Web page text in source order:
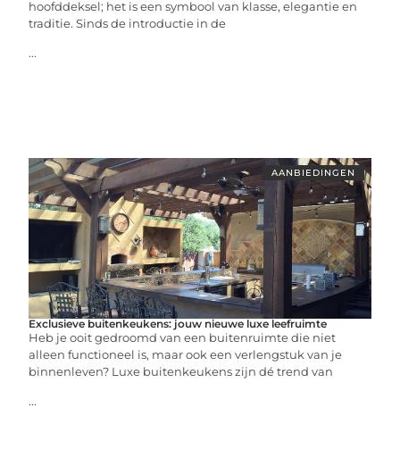
hoofddeksel; het is een symbool van klasse, elegantie en
traditie. Sinds de introductie in de
...
AANBIEDINGEN
Exclusieve buitenkeukens: jouw nieuwe luxe leefruimte
Heb je ooit gedroomd van een buitenruimte die niet
alleen functioneel is, maar ook een verlengstuk van je
binnenleven? Luxe buitenkeukens zijn dé trend van
...